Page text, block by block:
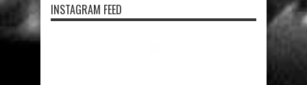
INSTAGRAM FEED